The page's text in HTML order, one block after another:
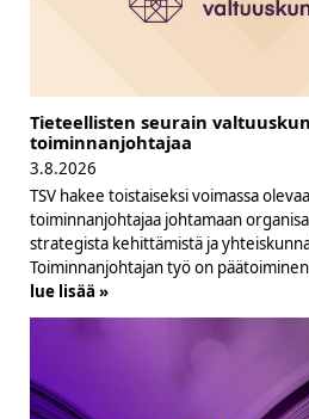
Tieteellisten seurain
toiminnanjohtajaa
3.8.2026
TSV hakee toistaiseksi voimassa
toiminnanjohtajaa johtamaan
strategista kehittämistä ja
Toiminnanjohtajan työ on
lue lisää »